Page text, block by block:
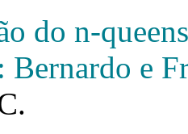
do n-
Bernardo e